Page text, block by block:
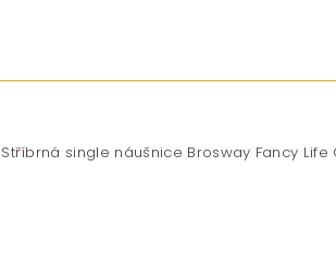
Stříbrná single náušnice Brosway Fancy Life